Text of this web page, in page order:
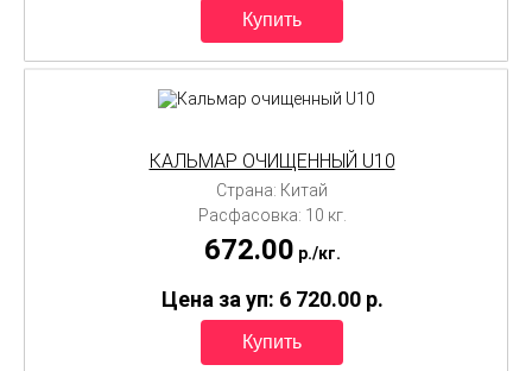
КАЛЬМАР ОЧИЩЕННЫЙ U10
Страна: Китай
Расфасовка: 10 кг.
672.00 p./кг.
Цена за уп: 6 720.00 p.